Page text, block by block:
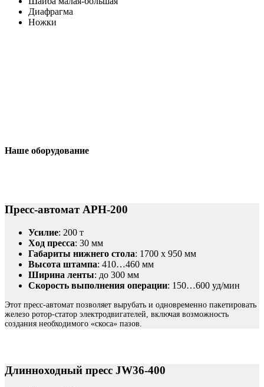
Диафрагма
Ножки
Наше оборудование
Пресс-автомат АРН-200
Усилие: 200 т
Ход пресса: 30 мм
Габариты нижнего стола: 1700 x 950 мм
Высота штампа: 410…460 мм
Ширина ленты: до 300 мм
Скорость выполнения операции: 150…600 уд/мин
Этот пресс-автомат позволяет вырубать и одновременно пакетировать
железо ротор-статор электродвигателей, включая возможность
создания необходимого «скоса» пазов.
Длинноходный пресс JW36-400